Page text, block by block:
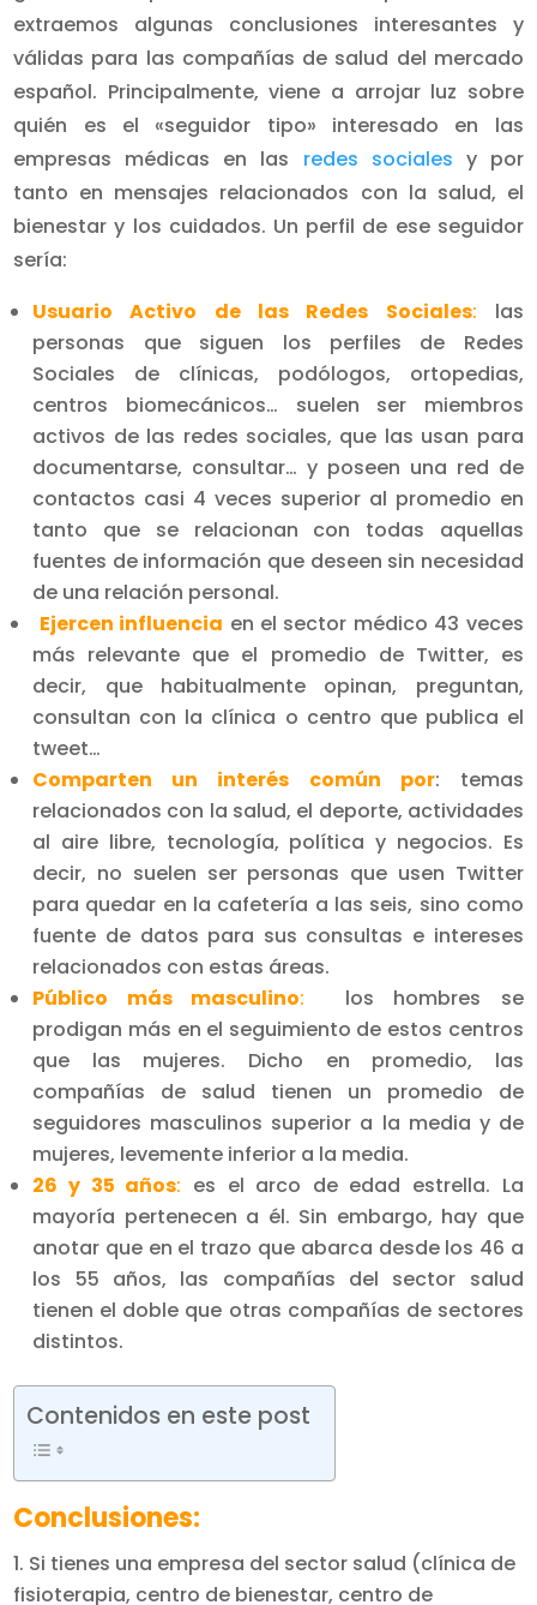
extraemos algunas conclusiones interesantes y
válidas para las compañías de salud del mercado
español. Principalmente, viene a arrojar luz sobre
quién es el «seguidor tipo» interesado en las
empresas médicas en las redes sociales y por
tanto en mensajes relacionados con la salud, el
bienestar y los cuidados. Un perfil de ese seguidor
sería:
Usuario Activo de las Redes Sociales: las
personas que siguen los perfiles de Redes
Sociales de clínicas, podólogos, ortopedias,
centros biomecánicos… suelen ser miembros
activos de las redes sociales, que las usan para
documentarse, consultar… y poseen una red de
contactos casi 4 veces superior al promedio en
tanto que se relacionan con todas aquellas
fuentes de información que deseen sin necesidad
de una relación personal.
Ejercen influencia en el sector médico 43 veces
más relevante que el promedio de Twitter, es
decir, que habitualmente opinan, preguntan,
consultan con la clínica o centro que publica el
tweet…
Comparten un interés común por: temas
relacionados con la salud, el deporte, actividades
al aire libre, tecnología, política y negocios. Es
decir, no suelen ser personas que usen Twitter
para quedar en la cafetería a las seis, sino como
fuente de datos para sus consultas e intereses
relacionados con estas áreas.
Público más masculino: los hombres se
prodigan más en el seguimiento de estos centros
que las mujeres. Dicho en promedio, las
compañías de salud tienen un promedio de
seguidores masculinos superior a la media y de
mujeres, levemente inferior a la media.
26 y 35 años: es el arco de edad estrella. La
mayoría pertenecen a él. Sin embargo, hay que
anotar que en el trazo que abarca desde los 46 a
los 55 años, las compañías del sector salud
tienen el doble que otras compañías de sectores
distintos.
Contenidos en este post
Conclusiones:
Si tienes una empresa del sector salud (clínica de
fisioterapia, centro de bienestar, centro de